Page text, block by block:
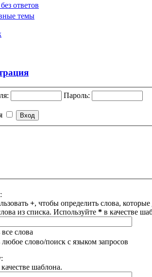
ответов
темы
Пароль:
+, чтобы определить слова,
из списка. Используйте * в качестве
слова
любое слово/поиск с языком запросов
шаблона.